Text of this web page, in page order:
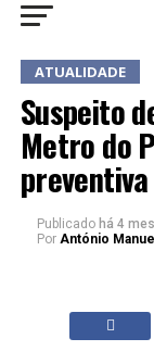
ATUALIDADE
Suspeito
Metro do
preventiva
Publicado há 4
Por António